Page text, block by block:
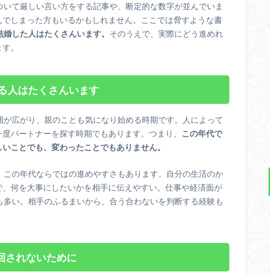
て厳しい言い方をする記事や、断定的な数字が並んでいま
しまった方もいるかもしれません。ここでは脅すような書
した人はたくさんいます。 そのうえで、実際にどう進めれ
。
人はたくさんいます
広がり、親のことも気になり始める時期です。人によって
パートナーを探す時期でもあります。つまり、
この年代で
ことでも、変わったことでもありません。
この年代ならではの進めやすさもあります。自分の生活のか
何を大事にしたいかを相手に伝えやすい。仕事や経済面が
い。相手のふるまいから、合う合わないを判断する経験も
されないために